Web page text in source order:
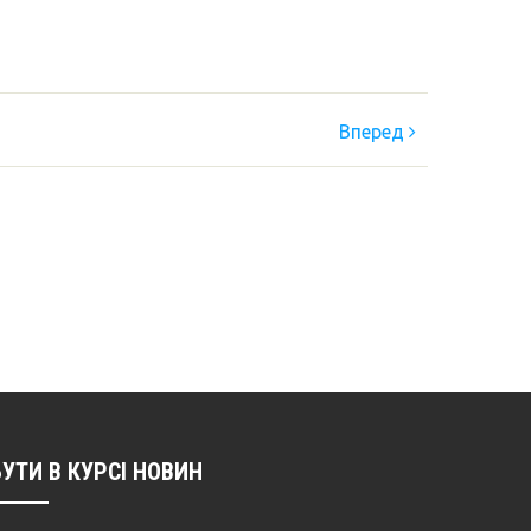
Вперед
В КУРСІ НОВИН